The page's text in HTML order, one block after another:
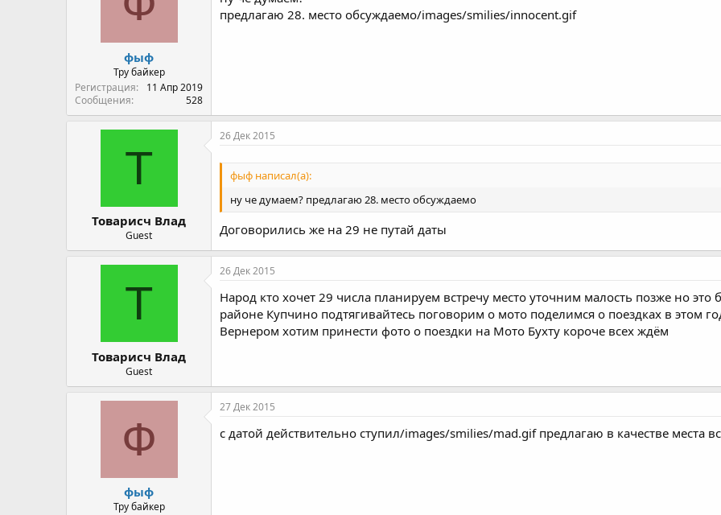
фыф
Тру байкер
Регистрация
11 Апр 2019
Сообщения
528
предлагаю 28. место обсуждаемо/images/smilies/innocent.gif
Т
Товарисч Влад
Guest
26 Дек 2015
фыф написал(а):
ну че думаем? предлагаю 28. место обсуждаемо
Договорились же на 29 не путай даты
Т
Товарисч Влад
Guest
26 Дек 2015
Народ кто хочет 29 числа планируем встречу место уточним малость позже но это
районе Купчино подтягивайтесь поговорим о мото поделимся о поездках в этом
Вернером хотим принести фото о поездки на Мото Бухту короче всех ждём
Ф
фыф
Тру байкер
27 Дек 2015
с датой действительно ступил/images/smilies/mad.gif предлагаю в качестве места